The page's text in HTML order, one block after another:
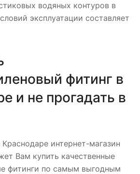
водяных контуров в
эксплуатации составляет
фитинг в
и не прогадать в
интернет-магазин
Вам купить качественные
фитинги по самым выгодным